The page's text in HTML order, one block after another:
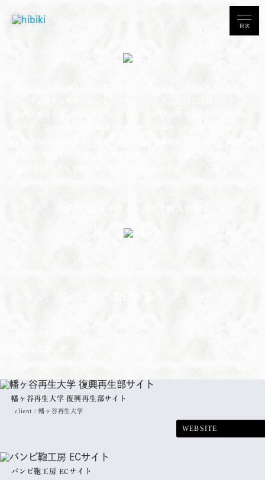
目次
幡ヶ谷再生大学 復興再生部サイト
client :幡ヶ谷再生大学
WEBSITE
バンビ鞄工房 ECサイト